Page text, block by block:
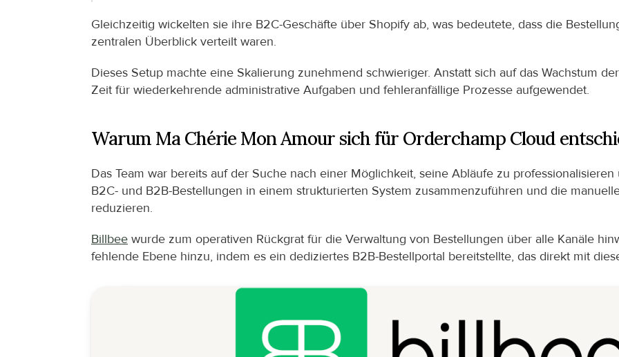
Gleichzeitig wickelten sie ihre B2C-Geschäfte über Shopify ab, was bedeutete, dass die
zentralen Überblick verteilt waren.
Dieses Setup machte eine Skalierung zunehmend schwieriger. Anstatt sich auf das Wachstum
Zeit für wiederkehrende administrative Aufgaben und fehleranfällige Prozesse aufgewendet.
Warum Ma Chérie Mon Amour sich für Orderchamp Cloud
Das Team war bereits auf der Suche nach einer Möglichkeit, seine Abläufe zu
B2C- und B2B-Bestellungen in einem strukturierten System zusammenzuführen und die
reduzieren.
Billbee wurde zum operativen Rückgrat für die Verwaltung von Bestellungen über alle Kanäle
fehlende Ebene hinzu, indem es ein dediziertes B2B-Bestellportal bereitstellte, das direkt mit